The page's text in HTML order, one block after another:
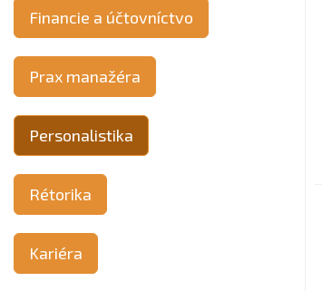
Financie a účtovníctvo
Prax manažéra
Personalistika
Rétorika
Kariéra